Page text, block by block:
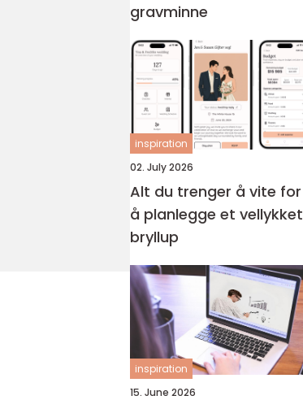
gravminne
inspiration
02. July 2026
Alt du trenger å vite for
å planlegge et vellykket
bryllup
inspiration
15. June 2026